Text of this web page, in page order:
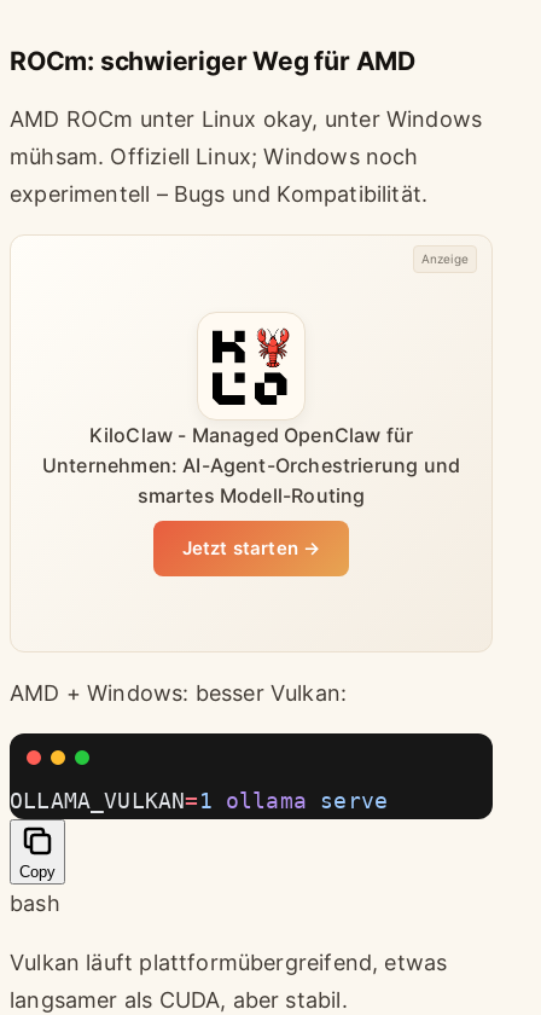
ROCm: schwieriger Weg für AMD
AMD ROCm unter Linux okay, unter Windows
mühsam. Offiziell Linux; Windows noch
experimentell – Bugs und Kompatibilität.
KiloClaw - Managed OpenClaw für
Unternehmen: AI-Agent-Orchestrierung und
smartes Modell-Routing
Jetzt starten →
Anzeige
AMD + Windows: besser Vulkan:
OLLAMA_VULKAN=1 ollama serve
Copy
bash
Vulkan läuft plattformübergreifend, etwas
langsamer als CUDA, aber stabil.